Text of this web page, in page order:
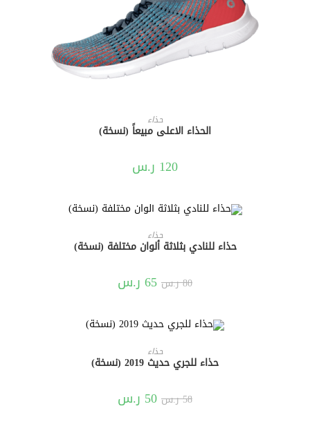
إضافة إلى السلة
حذاء
الحذاء الاعلى مبيعاً (نسخة)
120 ر.س
إضافة إلى السلة
حذاء
حذاء للنادي بثلاثة ألوان مختلفة (نسخة)
80ر.س 65 ر.س
إضافة إلى السلة
حذاء
حذاء للجري حديث 2019 (نسخة)
58ر.س 50 ر.س